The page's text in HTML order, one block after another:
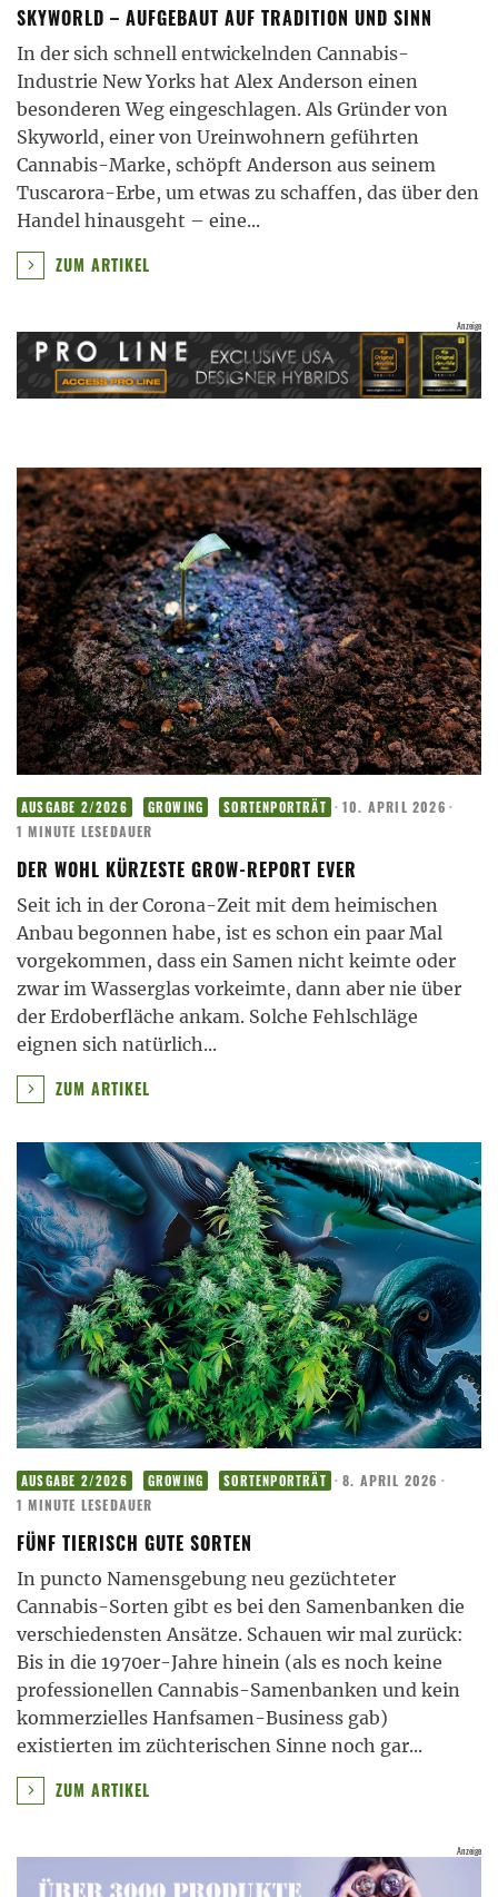
SKYWORLD – AUFGEBAUT AUF TRADITION UND SINN
In der sich schnell entwickelnden Cannabis-
Industrie New Yorks hat Alex Anderson einen
besonderen Weg eingeschlagen. Als Gründer von
Skyworld, einer von Ureinwohnern geführten
Cannabis-Marke, schöpft Anderson aus seinem
Tuscarora-Erbe, um etwas zu schaffen, das über den
Handel hinausgeht – eine...
ZUM ARTIKEL
AUSGABE 2/2026 GROWING SORTENPORTRÄT · 10. APRIL 2026 ·
1 MINUTE LESEDAUER
DER WOHL KÜRZESTE GROW-REPORT EVER
Seit ich in der Corona-Zeit mit dem heimischen
Anbau begonnen habe, ist es schon ein paar Mal
vorgekommen, dass ein Samen nicht keimte oder
zwar im Wasserglas vorkeimte, dann aber nie über
der Erdoberfläche ankam. Solche Fehlschläge
eignen sich natürlich...
ZUM ARTIKEL
AUSGABE 2/2026 GROWING SORTENPORTRÄT · 8. APRIL 2026 ·
1 MINUTE LESEDAUER
FÜNF TIERISCH GUTE SORTEN
In puncto Namensgebung neu gezüchteter
Cannabis-Sorten gibt es bei den Samenbanken die
verschiedensten Ansätze. Schauen wir mal zurück:
Bis in die 1970er-Jahre hinein (als es noch keine
professionellen Cannabis-Samenbanken und kein
kommerzielles Hanfsamen-Business gab)
existierten im züchterischen Sinne noch gar...
ZUM ARTIKEL